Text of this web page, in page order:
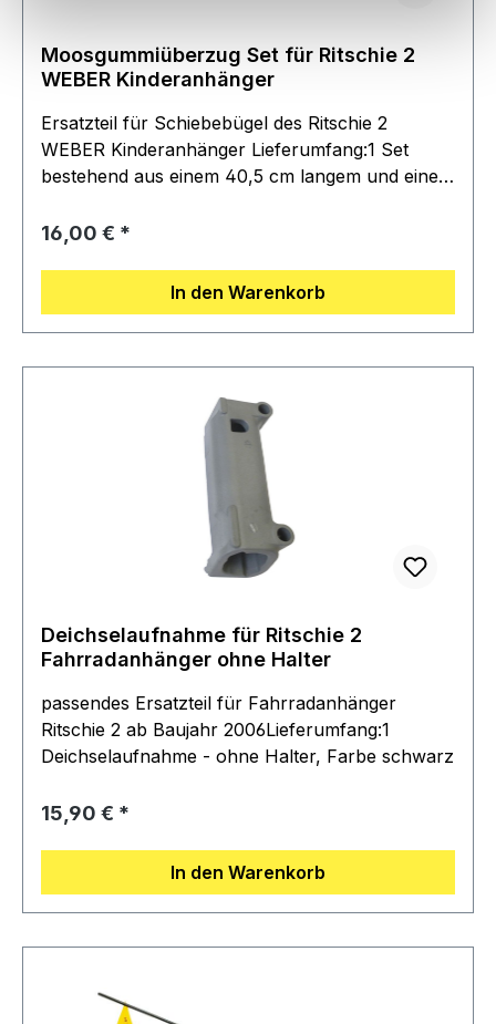
Moosgummiüberzug Set für Ritschie 2
WEBER Kinderanhänger
Ersatzteil für Schiebebügel des Ritschie 2
WEBER Kinderanhänger Lieferumfang:1 Set
bestehend aus einem 40,5 cm langem und einem
Moosgummi, InnenØ 2cm, AußenØ 30cm
Regulärer Preis:
16,00 €
In den Warenkorb
Deichselaufnahme für Ritschie 2
Fahrradanhänger ohne Halter
passendes Ersatzteil für Fahrradanhänger
Ritschie 2 ab Baujahr 2006Lieferumfang:1
Deichselaufnahme - ohne Halter, Farbe schwarz
Regulärer Preis:
15,90 €
In den Warenkorb